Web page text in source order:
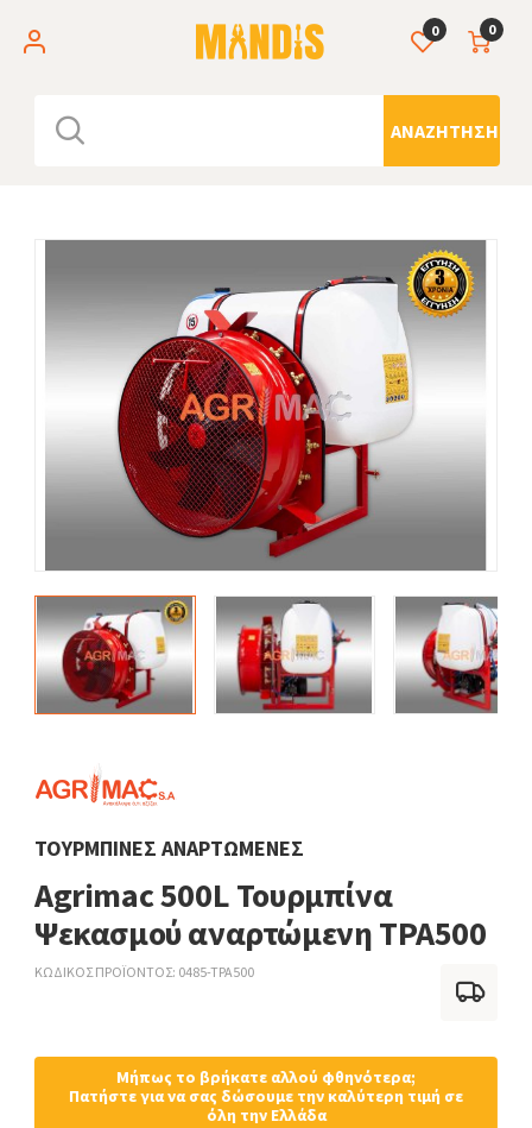
0
ΑΝΑΖΉΤΗΣΗ
0
ΤΟΥΡΜΠΊΝΕΣ ΑΝΑΡΤΏΜΕΝΕΣ
Agrimac 500L Τουρμπίνα
Ψεκασμού αναρτώμενη TPA500
ΚΩΔΙΚΟΣ ΠΡΟΪΟΝΤΟΣ 0485-TPA500
Μήπως το βρήκατε αλλού φθηνότερα;
Πατήστε για να σας δώσουμε την καλύτερη τιμή σε
όλη την Ελλάδα